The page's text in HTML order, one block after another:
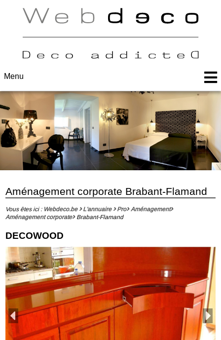
Menu
Aménagement corporate Brabant-Flamand
Vous êtes ici : Webdeco.be L'annuaire Pro Aménagement
Aménagement corporate
Brabant-Flamand
DECOWOOD